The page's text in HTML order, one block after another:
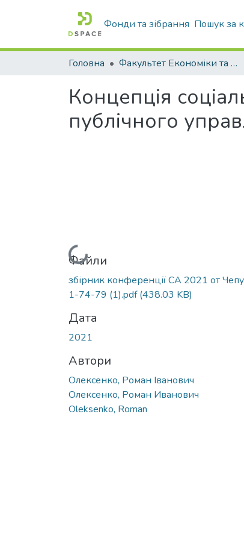
Фонди та зібрання Пошук за
Головна Факультет Економіки та бізнесу
Концепція
публічного
Вантажиться...
Файли
збірник конференції СА 2021 от
1-74-79 (1).pdf(438.03 KB)
Дата
2021
Автори
Олексенко, Роман Іванович
Олексенко, Роман Иванович
Oleksenko, Roman